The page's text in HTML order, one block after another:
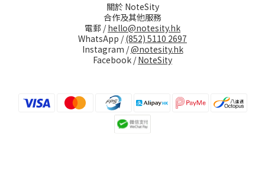
關於 NoteSity
合作及其他服務
電郵 /hello@notesity.hk
WhatsApp /(852) 5110 2697
Instagram /@notesity.hk
Facebook /NoteSity